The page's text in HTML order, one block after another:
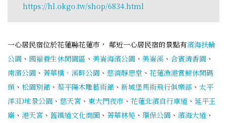
https://hl.okgo.tw/shop/6834.html
一心居民宿位於花蓮縣花蓮市， 鄰近一心居民宿的景點有濱海扶輪
公園 、 國褔養生休閒園區 、 美崙海濱公園 、 美崙溪 、 合賓清香園 、
南濱公園 、 菁華橋、溪畔公園 、 慈濟靜思堂 、 花蓮漁港賞鯨休閒碼
頭 、 松園別館 、 蔡平陽木雕藝術館 、 新城堡馬術飛行俱樂部 、 太平
洋3D地景公園 、 慈天宮 、 東大門夜市 、 花蓮北濱自行車道 、 延平王
廟 、 港天宮 、 舊鐵道文化商圈 、 菁華林苑 、 環保公園 、 濱海大道 、